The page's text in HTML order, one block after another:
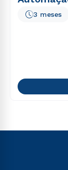
3 meses